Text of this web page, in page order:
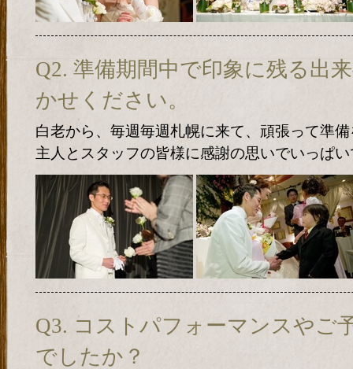
Q2. 準備期間中で印象に残る出
かせください。
白老から、毎週毎週札幌に来て、頑張って準
主人とスタッフの皆様に感謝の思いでいっぱ
Q3. コストパフォーマンスやご
でしたか？